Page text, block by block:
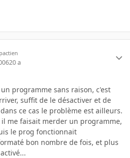
20 a
programme sans raison, c'est
suffit de le désactiver et de
ce cas le problème est ailleurs.
me faisait merder un programme,
le prog fonctionnait
bon nombre de fois, et plus